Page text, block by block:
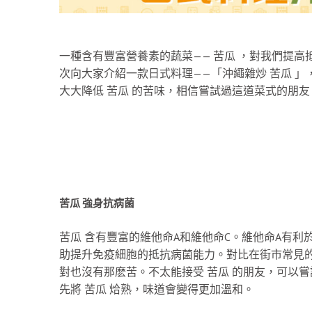
一種含有豐富營養素的蔬菜—— 苦瓜 ，對我們提高
次向大家介紹一款日式料理——「沖繩雜炒 苦瓜 」
大大降低 苦瓜 的苦味，相信嘗試過這道菜式的朋
苦瓜 強身抗病菌
苦瓜 含有豐富的維他命A和維他命C。維他命A有
助提升免疫細胞的抵抗病菌能力。對比在街市常
對也沒有那麽苦。不太能接受 苦瓜 的朋友，可以
先將 苦瓜 烚熟，味道會變得更加溫和。